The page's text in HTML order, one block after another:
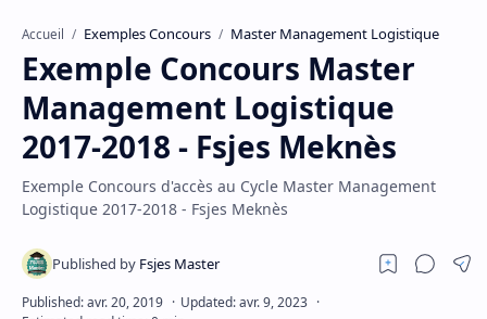
Accueil Exemples Concours Master Management Logistique
Exemple Concours Master
Management Logistique
2017-2018 - Fsjes Meknès
Exemple Concours d'accès au Cycle Master Management
Logistique 2017-2018 - Fsjes Meknès